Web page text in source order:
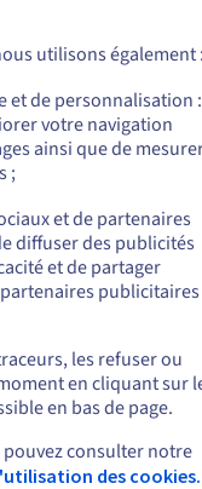
alignées PBMM.
répond à
et une
isolé, pare-feu de
maîtrisés.
de
- $
utilisons également
et de personnalisation :
votre navigation
ainsi que de
;
et de partenaires
diffuser des publicités
et de partager
publicitaires
les refuser ou
en cliquant sur
en bas de page.
consulter notre
des cookies.